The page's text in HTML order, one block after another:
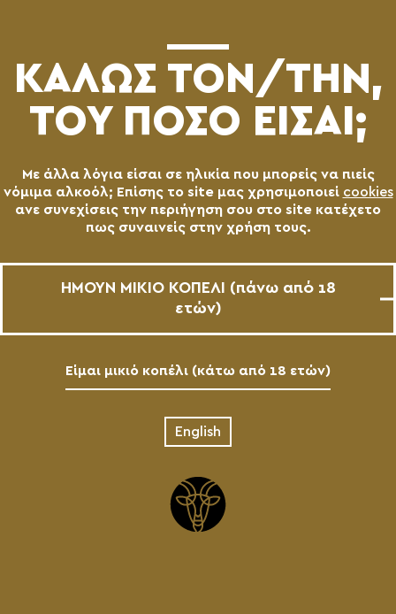
ΚΑΛΩΣ ΤΟN/TΗΝ,
ΤΟΥ ΠΟΣΟ ΕΙΣΑΙ;
Με άλλα λόγια είσαι σε ηλικία που μπορείς να πιείς
νόμιμα αλκοόλ; Επίσης το site μας χρησιμοποιεί cookies
ανε συνεχίσεις την περιήγηση σου στο site κατέχετο
πως συναινείς στην χρήση τους.
ΗΜΟΥΝ ΜΙΚΙΟ ΚΟΠΕΛΙ (πάνω από 18
ετών)
Είμαι μικιό κοπέλι (κάτω από 18 ετών)
English